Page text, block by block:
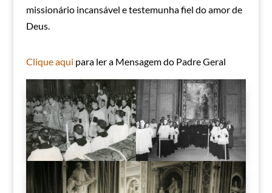
missionário incansável e testemunha fiel do amor de
Deus.
Clique aqui para ler a Mensagem do Padre Geral